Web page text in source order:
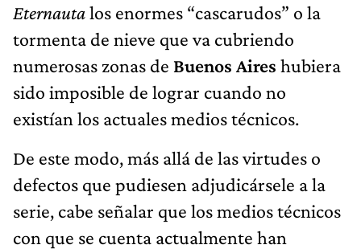
Eternautalos enormes “cascarudos” o la
tormenta de nieve que va cubriendo
numerosas zonas de Buenos Aires hubiera
sido imposible de lograr cuando no
existían los actuales medios técnicos.
De este modo, más allá de las virtudes o
defectos que pudiesen adjudicársele a la
serie, cabe señalar que los medios técnicos
con que se cuenta actualmente han